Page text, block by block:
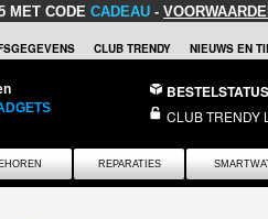
MET CODE CADEAU -
CLUB TRENDY NIEUWS EN
BESTELSTATUS
CLUB TRENDY
REPARATIES